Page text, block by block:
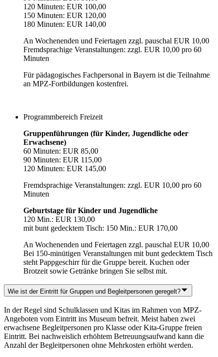
120 Minuten: EUR 100,00
150 Minuten: EUR 120,00
180 Minuten: EUR 140,00
An Wochenenden und Feiertagen zzgl. pauschal EUR 10,00
Fremdsprachige Veranstaltungen: zzgl. EUR 10,00 pro 60
Minuten
Für pädagogisches Fachpersonal in Bayern ist die Teilnahme
an MPZ-Fortbildungen kostenfrei.
Programmbereich Freizeit
Gruppenführungen (für Kinder, Jugendliche oder
Erwachsene)
60 Minuten: EUR 85,00
90 Minuten: EUR 115,00
120 Minuten: EUR 145,00
Fremdsprachige Veranstaltungen: zzgl. EUR 10,00 pro 60
Minuten
Geburtstage für Kinder und Jugendliche
120 Min.: EUR 130,00
mit bunt gedecktem Tisch: 150 Min.: EUR 170,00
An Wochenenden und Feiertagen zzgl. pauschal EUR 10,00
Bei 150-minütigen Veranstaltungen mit bunt gedecktem Tisch
steht Pappgeschirr für die Gruppe bereit. Kuchen oder
Brotzeit sowie Getränke bringen Sie selbst mit.
Wie ist der Eintritt für Gruppen und Begleitpersonen geregelt?
In der Regel sind Schulklassen und Kitas im Rahmen von MPZ-
Angeboten vom Eintritt ins Museum befreit. Meist haben zwei
erwachsene Begleitpersonen pro Klasse oder Kita-Gruppe freien
Eintritt. Bei nachweislich erhöhtem Betreuungsaufwand kann die
Anzahl der Begleitpersonen ohne Mehrkosten erhöht werden.